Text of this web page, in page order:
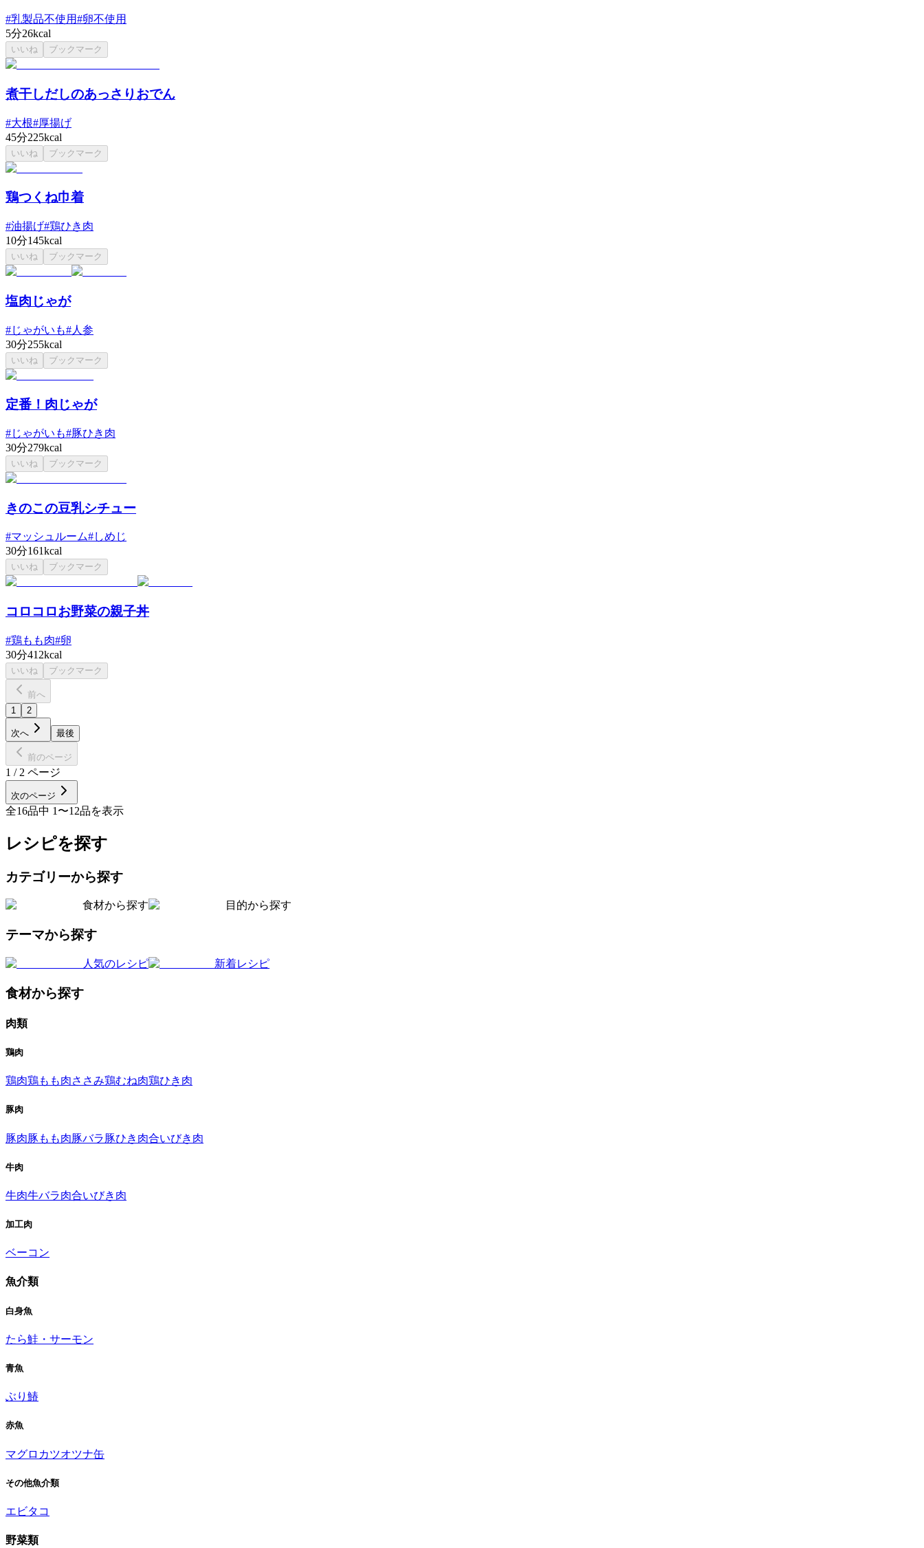
#乳製品不使用#卵不使用
5分26kcal
いいね ブックマーク
煮干しだしのあっさりおでん
#大根#厚揚げ
45分225kcal
いいね ブックマーク
鶏つくね巾着
#油揚げ#鶏ひき肉
10分145kcal
いいね ブックマーク
塩肉じゃが
#じゃがいも#人参
30分255kcal
いいね ブックマーク
定番！肉じゃが
#じゃがいも#豚ひき肉
30分279kcal
いいね ブックマーク
きのこの豆乳シチュー
#マッシュルーム#しめじ
30分161kcal
いいね ブックマーク
コロコロお野菜の親子丼
#鶏もも肉#卵
30分412kcal
いいね ブックマーク
前へ
1
2
次へ 最後
前のページ
1 / 2 ページ
次のページ
全16品中 1 〜12品を表示
レシピを探す
カテゴリーから探す
食材から探す 目的から探す
テーマから探す
人気のレシピ 新着レシピ
食材から探す
肉類
鶏肉
鶏肉鶏もも肉ささみ鶏むね肉鶏ひき肉
豚肉
豚肉豚もも肉豚バラ豚ひき肉合いびき肉
牛肉
牛肉牛バラ肉合いびき肉
加工肉
ベーコン
魚介類
白身魚
たら鮭・サーモン
青魚
ぶり 鰆
赤魚
マグロ カツオツナ缶
その他魚介類
エビタコ
野菜類